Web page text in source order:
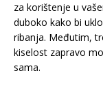
za korištenje u
duboko kako bi
ribanja. Međutim,
kiselost zapravo
sama.